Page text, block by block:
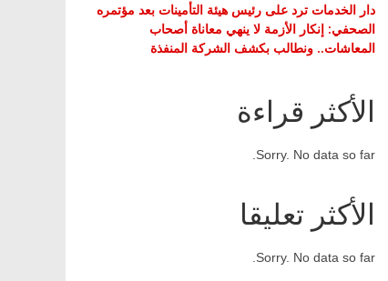
دار الخدمات ترد على رئيس هيئة التأمينات بعد مؤتمره
الصحفي: إنكار الأزمة لا ينهي معاناة أصحاب
المعاشات.. ونطالب بكشف الشركة المنفذة
الأكثر قراءة
Sorry. No data so far.
الأكثر تعليقا
Sorry. No data so far.